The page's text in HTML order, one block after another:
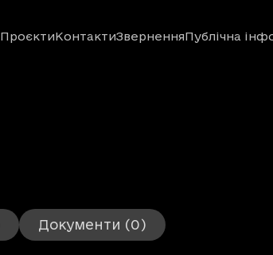
ПроєктиКонтактиЗверненняПублічна
Документи (0)